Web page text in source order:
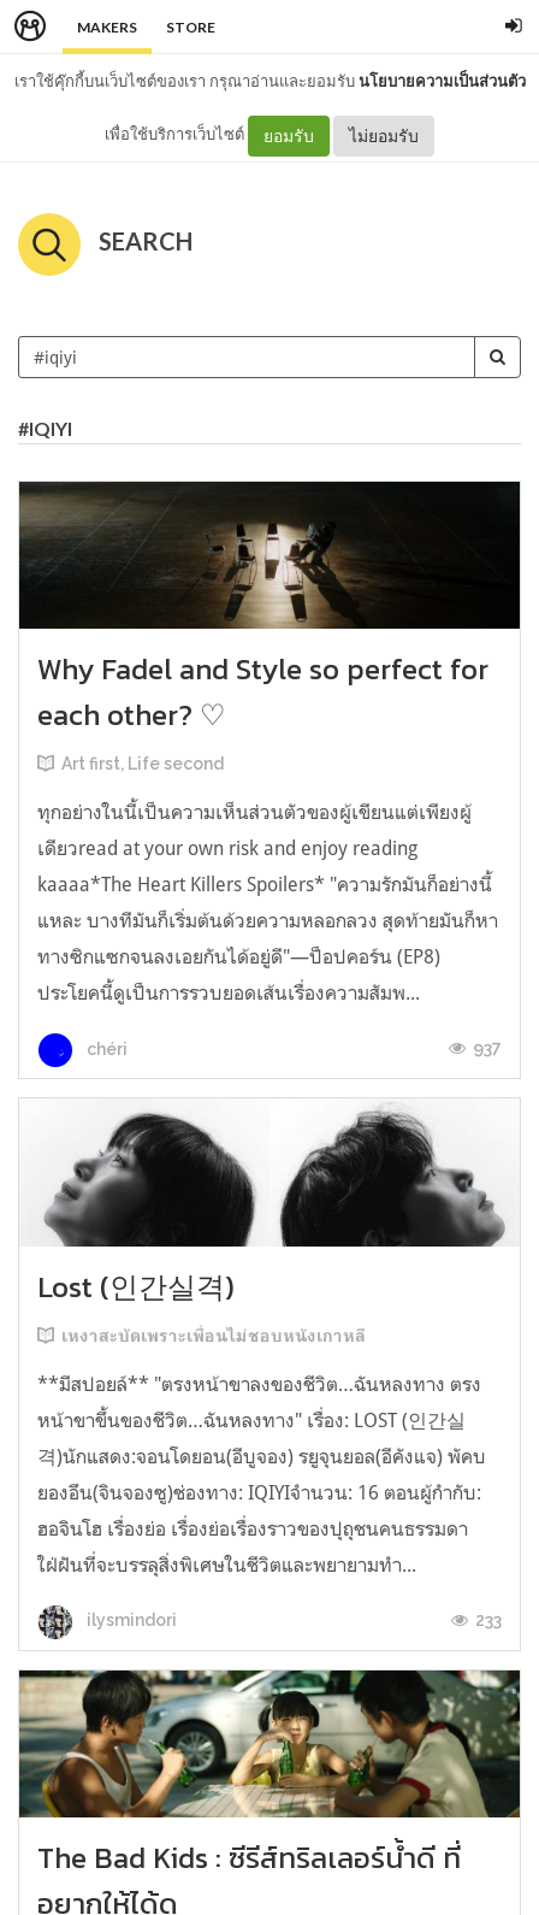
MAKERS STORE
เราใช้คุ๊กกี้บนเว็บไซต์ของเรา กรุณาอ่านและยอมรับนโยบายความเป็นส่วนตัว
เพื่อใช้บริการเว็บไซต์ ยอมรับ ไม่ยอมรับ
SEARCH
#IQIYI
Why Fadel and Style so perfect for
each other? ♡
Art first, Life second
ทุกอย่างในนี้เป็นความเห็นส่วนตัวของผู้เขียนแต่เพียงผู้
เดียวread at your own risk and enjoy reading
kaaaa*The Heart Killers Spoilers* "ความรักมันก็อย่างนี้
แหละ บางทีมันก็เริ่มต้นด้วยความหลอกลวง สุดท้ายมันก็หา
ทางซิกแซกจนลงเอยกันได้อยู่ดี"—ป็อปคอร์น (EP8)
ประโยคนี้ดูเป็นการรวบยอดเส้นเรื่องความสัมพ...
chéri 937
Lost (인간실격)
เหงาสะบัดเพราะเพื่อนไม่ชอบหนังเกาหลี
**มีสปอยล์** "ตรงหน้าขาลงของชีวิต…ฉันหลงทาง ตรง
หน้าขาขึ้นของชีวิต…ฉันหลงทาง" เรื่อง: LOST (인간실
격)นักแสดง:จอนโดยอน(อีบูจอง) รยูจุนยอล(อีคังแจ) พัคบ
ยองอึน(จินจองซู)ช่องทาง: IQIYIจำนวน: 16 ตอนผู้กำกับ:
ฮอจินโฮ เรื่องย่อ เรื่องย่อเรื่องราวของปุถุชนคนธรรมดา
ใฝ่ฝันที่จะบรรลุสิ่งพิเศษในชีวิตและพยายามทำ...
ilysmindori 233
The Bad Kids : ซีรีส์ทริลเลอร์น้ำดี ที่
อยากให้ได้ดู